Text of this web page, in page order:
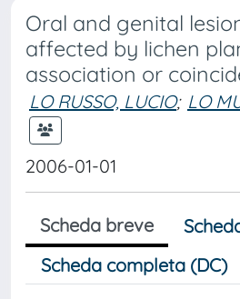
Oral and genital
affected by lichen
association or
LO RUSSO, LUCIO; LO
2006-01-01
Scheda breve
Scheda completa (DC)